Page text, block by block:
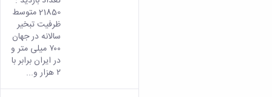
21850 متوسط
ظرفیت تبخیر
سالانه در جهان
۷۰۰ میلی متر و
در ایران برابر با
۲ هزار و...